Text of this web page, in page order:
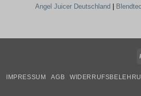
Angel Juicer Deutschland
IMPRESSUM AGB